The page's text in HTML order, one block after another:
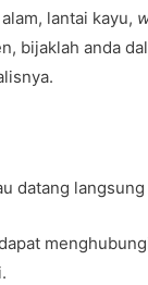
lantai kayu,
bijaklah anda
datang